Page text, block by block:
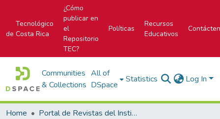
Tecnológico
de Costa Rica
¿Cómo
publicar en
el
Repositorio
TEC?
Políticas
Recursos
Educativos
Communities
& Collections
All of
DSpace
Statistics Log In
Home
Portal de Revistas del Instituto Tecnológico de Costa Rica